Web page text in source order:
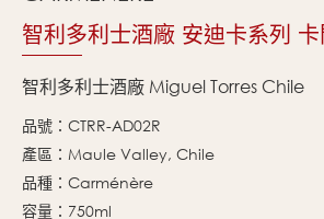
智利多利士酒廠 安迪卡系列
智利多利士酒廠 Miguel Torres Chile
品號：CTRR-AD02R
產區：Maule Valley, Chile
品種：Carménère
容量：750ml